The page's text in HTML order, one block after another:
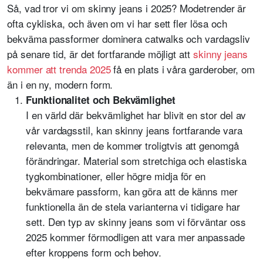
Så, vad tror vi om skinny jeans i 2025? Modetrender är
ofta cykliska, och även om vi har sett fler lösa och
bekväma passformer dominera catwalks och vardagsliv
på senare tid, är det fortfarande möjligt att skinny jeans
kommer att trenda 2025få en plats i våra garderober, om
än i en ny, modern form.
Funktionalitet och Bekvämlighet
I en värld där bekvämlighet har blivit en stor del av
vår vardagsstil, kan skinny jeans fortfarande vara
relevanta, men de kommer troligtvis att genomgå
förändringar. Material som stretchiga och elastiska
tygkombinationer, eller högre midja för en
bekvämare passform, kan göra att de känns mer
funktionella än de stela varianterna vi tidigare har
sett. Den typ av skinny jeans som vi förväntar oss
2025 kommer förmodligen att vara mer anpassade
efter kroppens form och behov.